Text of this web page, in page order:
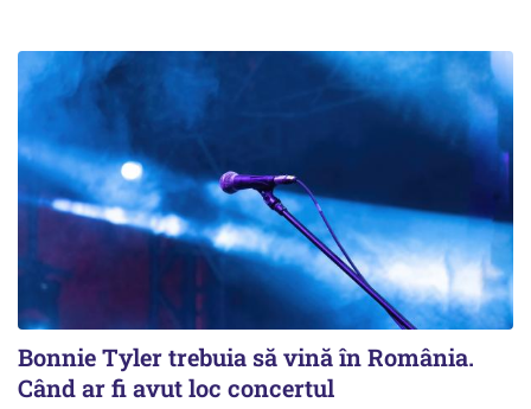
Bonnie Tyler trebuia să vină în România.
Când ar fi avut loc concertul